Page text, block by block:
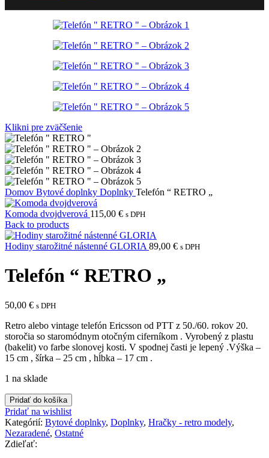
Klikni pre zväčšenie
Domov Bytové doplnky Doplnky Telefón “ RETRO „
Komoda dvojdverová 115,00 € s DPH
Back to products
Hodiny starožitné nástenné GLORIA 89,00 € s DPH
Telefón “ RETRO „
50,00 € s DPH
Retro alebo vintage telefón Ericsson od PTT z 50./60. rokov 20.
storočia so staromódnym otočným ciferníkom . Vyrobený z plastu
(bakelit) vo farbe slonovej kosti. V spodnej časti je lepený .Výška –
15 cm , šírka – 25 cm , hĺbka – 17 cm .
1 na sklade
množstvo
Telefón
"
RETRO
"
Pridať do košíka
Pridať na wishlist
Kategórií: Bytové doplnky, Doplnky, Hračky - retro modely,
Nezaradené, Ostatné
Zdieľať: